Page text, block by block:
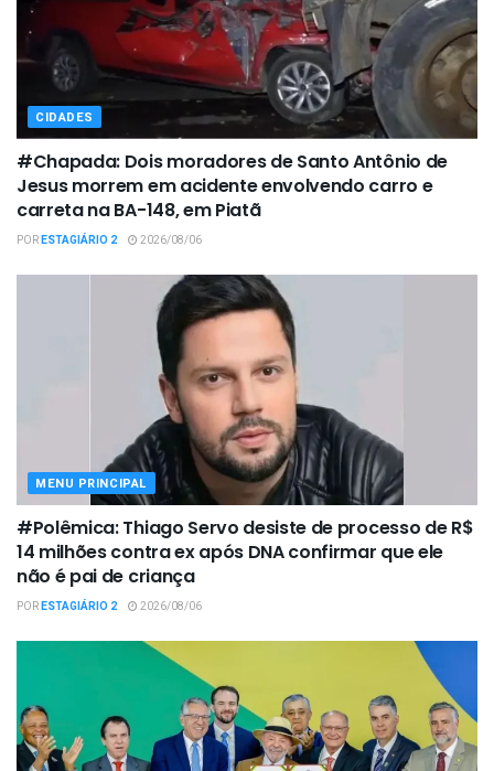
CIDADES
#Chapada: Dois moradores de Santo Antônio de
Jesus morrem em acidente envolvendo carro e
carreta na BA-148, em Piatã
PORESTAGIÁRIO 2 2026/08/06
MENU PRINCIPAL
#Polêmica: Thiago Servo desiste de processo de R$
14 milhões contra ex após DNA confirmar que ele
não é pai de criança
PORESTAGIÁRIO 2 2026/08/06